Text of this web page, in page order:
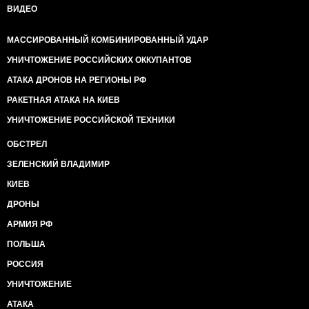
ВИДЕО
МАССИРОВАННЫЙ КОМБИНИРОВАННЫЙ УДАР
УНИЧТОЖЕНИЕ РОССИЙСКИХ ОККУПАНТОВ
АТАКА ДРОНОВ НА РЕГИОНЫ РФ
РАКЕТНАЯ АТАКА НА КИЕВ
УНИЧТОЖЕНИЕ РОССИЙСКОЙ ТЕХНИКИ
ОБСТРЕЛ
ЗЕЛЕНСКИЙ ВЛАДИМИР
КИЕВ
ДРОНЫ
АРМИЯ РФ
ПОЛЬША
РОССИЯ
УНИЧТОЖЕНИЕ
АТАКА